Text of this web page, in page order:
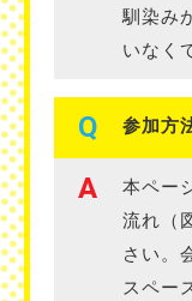
馴染み
いなく
Q 参加方
A
本ペー
流れ（
さい。
スペー